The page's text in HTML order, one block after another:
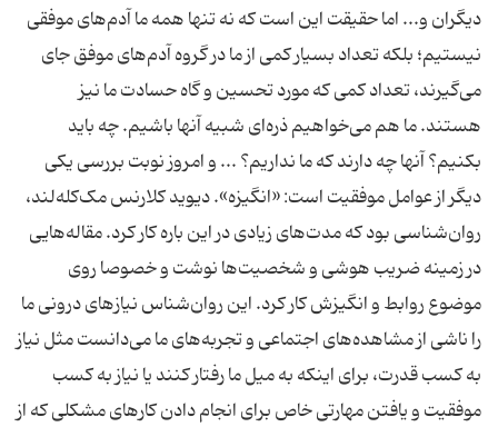
دیگران و... اما حقیقت این است که نه تنها همه ما آدم‌های موفقی
نیستیم؛ بلکه تعداد بسیار کمی از ما در گروه آدم‌های موفق جای
می‌گیرند، تعداد کمی که مورد تحسین و گاه حسادت ما نیز
هستند. ما هم می‌‌خواهیم ذره‌ای شبیه آنها باشیم. چه باید
بکنیم؟ آنها چه دارند که ما نداریم؟ ... و امروز نوبت بررسی یکی
دیگر از عوامل موفقیت است: «انگیزه». دیوید کلارنس مک‌کله‌لند،
روان‌شناسی بود که مدت‌های زیادی در این باره کار کرد. مقاله‌هایی
در زمینه ضریب هوشی و شخصیت‌ها نوشت و خصوصا روی
موضوع روابط و انگیزش کار کرد. این روان‌شناس نیازهای درونی ما
را ناشی از مشاهده‌های اجتماعی و تجربه‌های ما می‌دانست مثل نیاز
به کسب قدرت، برای اینکه به میل ما رفتار کنند یا نیاز به کسب
موفقیت و یافتن مهارتی خاص برای انجام دادن کارهای مشکلی که از